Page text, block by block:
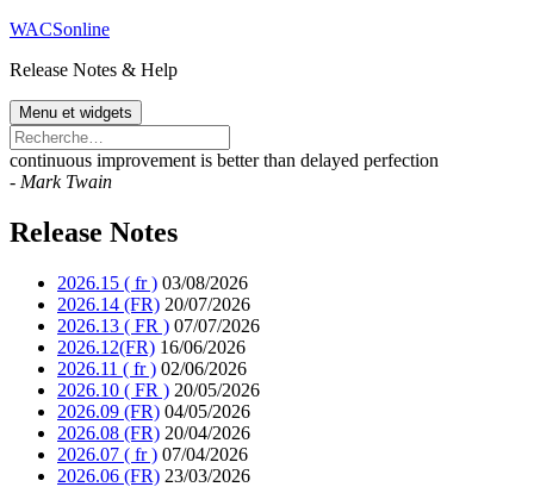
Aller
contenu
WACSonline
Release Notes & Help
Menu et widgets
Rechercher :
continuous improvement is better than delayed perfection
- Mark Twain
Release Notes
2026.15 ( fr ) 03/08/2026
2026.14 (FR) 20/07/2026
2026.13 ( FR ) 07/07/2026
2026.12(FR) 16/06/2026
2026.11 ( fr ) 02/06/2026
2026.10 ( FR ) 20/05/2026
2026.09 (FR) 04/05/2026
2026.08 (FR) 20/04/2026
2026.07 ( fr ) 07/04/2026
2026.06 (FR) 23/03/2026